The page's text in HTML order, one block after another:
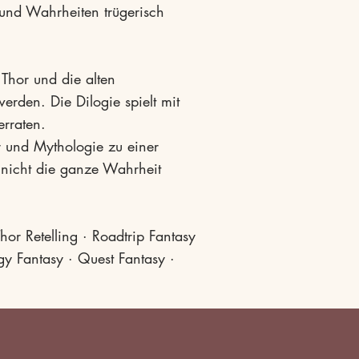
Wahrheiten trügerisch
und die alten
Die Dilogie spielt mit
und Mythologie zu einer
die ganze Wahrheit
Retelling · Roadtrip Fantasy
Fantasy · Quest Fantasy ·